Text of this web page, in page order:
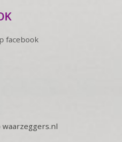
facebook
waarzeggers.nl